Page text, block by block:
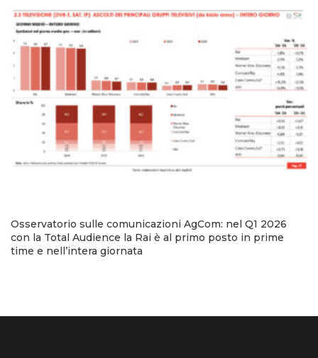
Osservatorio sulle comunicazioni AgCom: nel Q1 2026
con la Total Audience la Rai è al primo posto in prime
time e nell’intera giornata